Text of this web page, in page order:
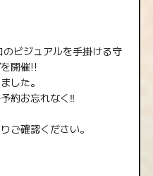
ビジュアルを手掛ける守
開催!!
した。
約お忘れなく‼︎
ご確認ください。